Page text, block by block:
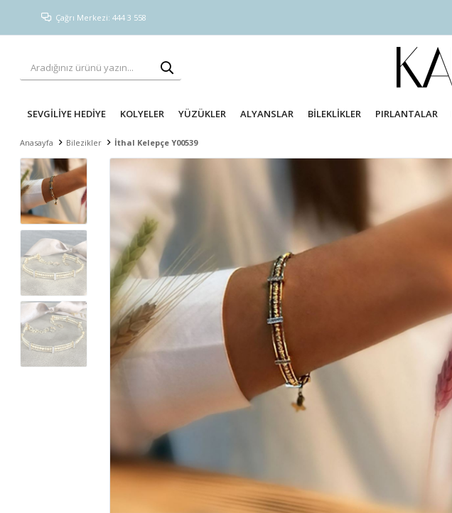
Çağrı Merkezi: 444 3 558
SEVGİLİYE HEDİYE KOLYELER YÜZÜKLER ALYANSLAR BİLEKLİKLER PIRLANTALAR
Anasayfa Bilezikler İthal Kelepçe Y00539